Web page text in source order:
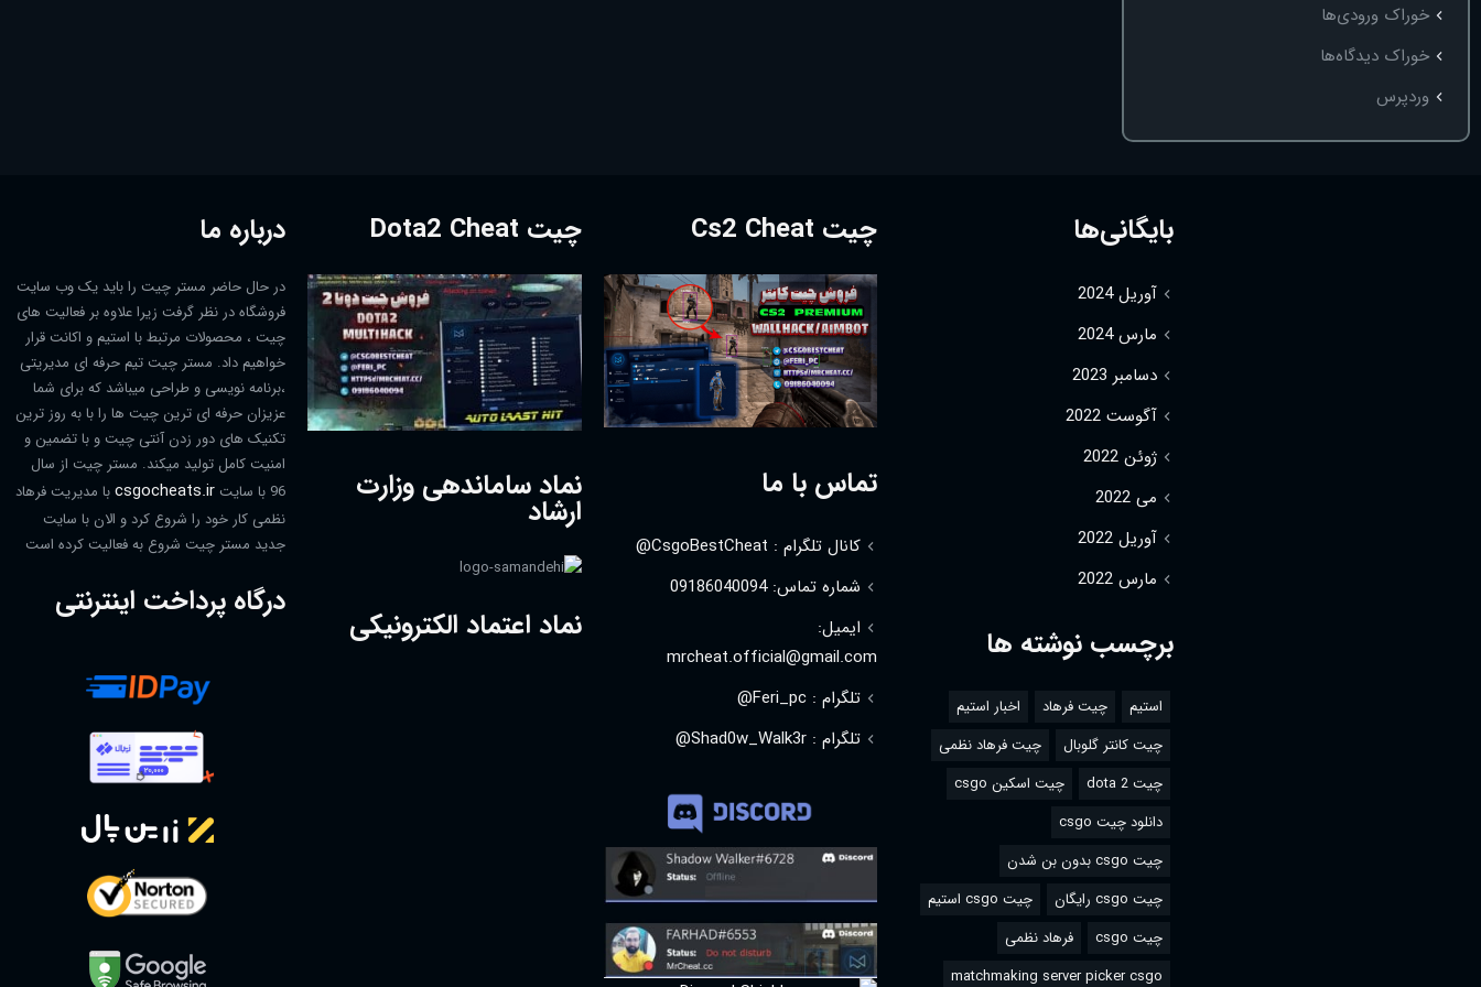
خوراک ورودی‌ها
خوراک دیدگاه‌ها
وردپرس
بایگانی‌ها
آوریل 2024
مارس 2024
دسامبر 2023
آگوست 2022
ژوئن 2022
می 2022
آوریل 2022
مارس 2022
برچسب نوشته ها
استیم چیت فرهاد
اخبار استیم
چیت کانتر گلوبال
چیت فرهاد نظمی
چیت dota 2
چیت اسکین csgo
دانلود چیت csgo
چیت csgo بدون بن شدن
چیت csgo رایگان
چیت csgo استیم
چیت csgo
فرهاد نظمی
matchmaking server picker csgo
چیت Cs2 Cheat
تماس با ما
کانال تلگرام : CsgoBestCheat@
شماره تماس: 09186040094
ایمیل:
mrcheat.official@gmail.com
تلگرام : Feri_pc@
تلگرام : Shad0w_Walk3r@
چیت Dota2 Cheat
نماد ساماندهی وزارت
ارشاد
نماد اعتماد الکترونیکی
درباره ما
در حال حاضر مستر چیت را باید یک وب سایت
فروشگاه در نظر گرفت زیرا علاوه بر فعالیت های
چیت ، محصولات مرتبط با استیم و اکانت قرار
خواهیم داد. مستر چیت تیم حرفه ای مدیریتی
،برنامه نویسی و طراحی میباشد که برای شما
عزیزان حرفه ای ترین چیت ها را با به روز ترین
تکنیک های دور زدن آنتی چیت و با تضمین و
امنیت کامل تولید میکند. مستر چیت از سال
96 با سایت
csgocheats.irبا مدیریت فرهاد
نظمی کار خود را شروع کرد و الان با سایت
جدید مستر چیت شروع به فعالیت کرده است
درگاه پرداخت اینترنتی